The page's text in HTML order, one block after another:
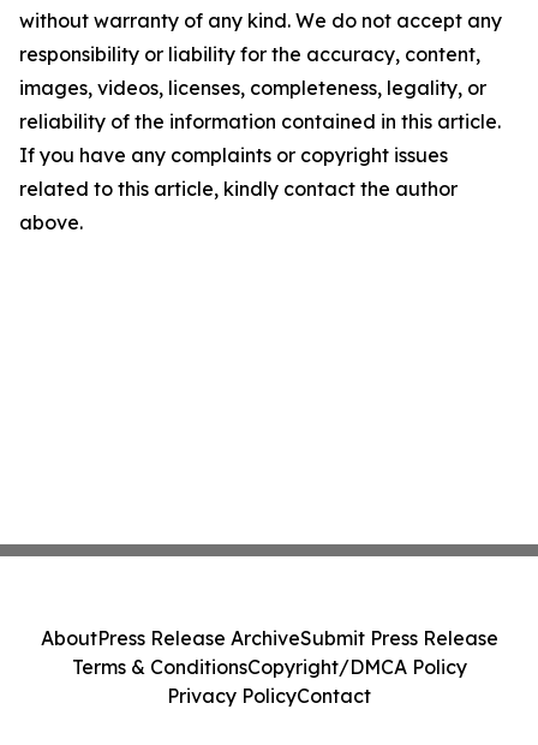
without warranty of any kind. We do not accept any
responsibility or liability for the accuracy, content,
images, videos, licenses, completeness, legality, or
reliability of the information contained in this article.
If you have any complaints or copyright issues
related to this article, kindly contact the author
above.
AboutPress Release ArchiveSubmit Press Release
Terms & ConditionsCopyright/DMCA Policy
Privacy PolicyContact